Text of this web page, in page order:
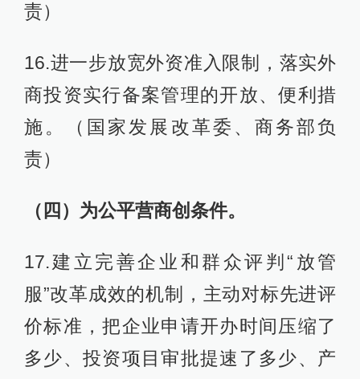
责）
16.进一步放宽外资准入限制，落实外
商投资实行备案管理的开放、便利措
施。（国家发展改革委、商务部负
责）
（四）为公平营商创条件。
17.建立完善企业和群众评判“放管
服”改革成效的机制，主动对标先进评
价标准，把企业申请开办时间压缩了
多少、投资项目审批提速了多少、产